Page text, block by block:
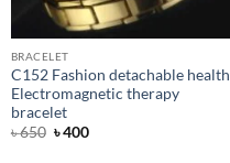
BRACELET
C152 Fashion detachable health
Electromagnetic therapy
bracelet
৳650 Original
৳400Current